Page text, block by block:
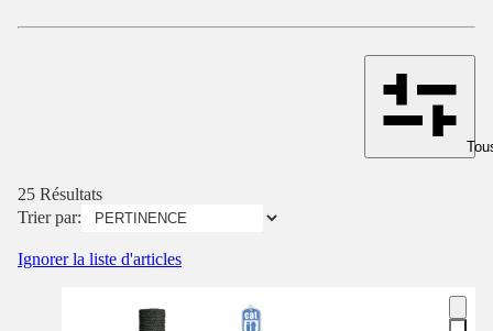
25 Résultats
Trier par:
Ignorer la liste d'articles